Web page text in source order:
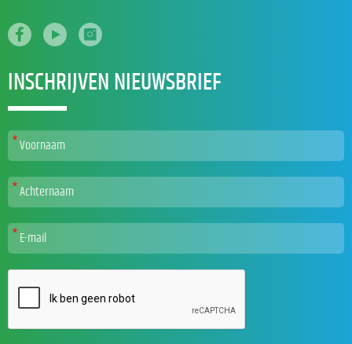
INSCHRIJVEN NIEUWSBRIEF